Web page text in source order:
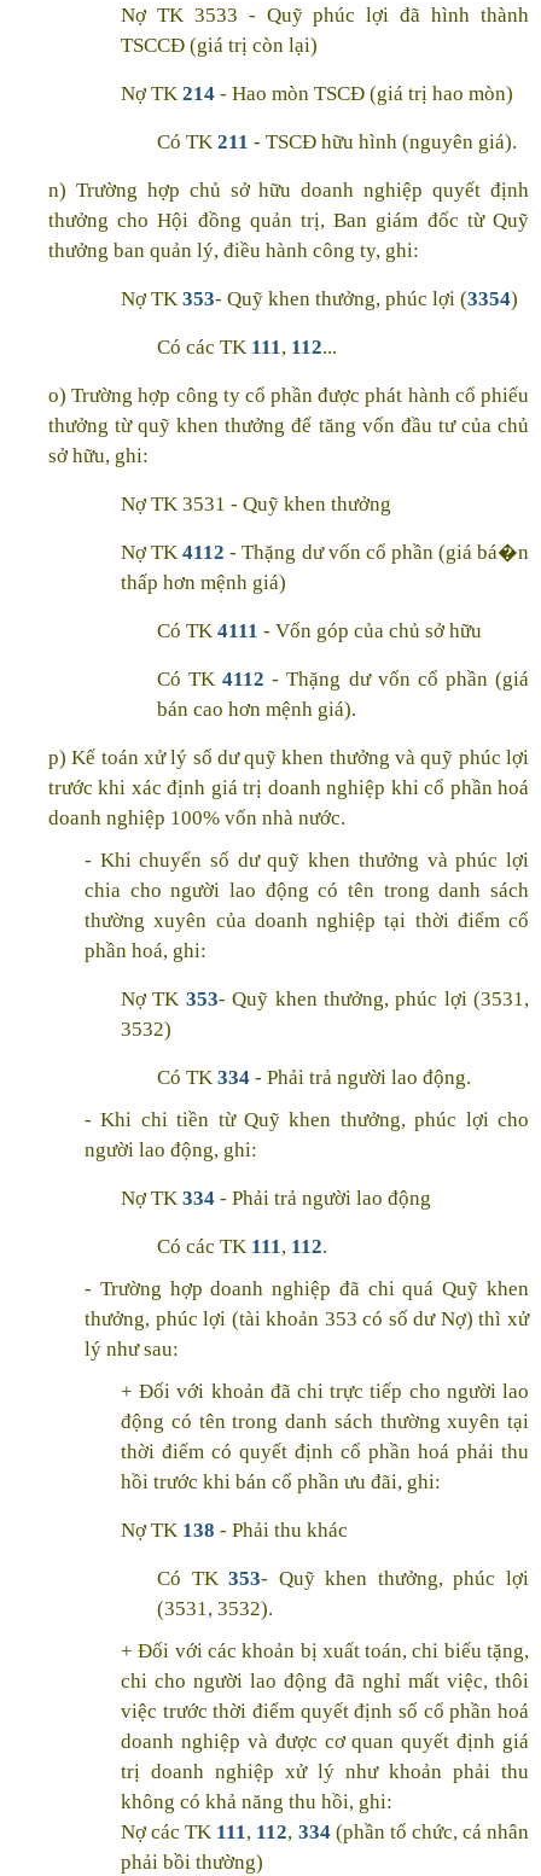
Nợ TK 3533 - Quỹ phúc lợi đã hình thành
TSCCĐ (giá trị còn lại)
Nợ TK 214 - Hao mòn TSCĐ (giá trị hao mòn)
Có TK 211 - TSCĐ hữu hình (nguyên giá).
n) Trường hợp chủ sở hữu doanh nghiệp quyết định
thưởng cho Hội đồng quản trị, Ban giám đốc từ Quỹ
thưởng ban quản lý, điều hành công ty, ghi:
Nợ TK 353- Quỹ khen thưởng, phúc lợi (3354)
Có các TK 111, 112...
o) Trường hợp công ty cổ phần được phát hành cổ phiếu
thưởng từ quỹ khen thưởng để tăng vốn đầu tư của chủ
sở hữu, ghi:
Nợ TK 3531 - Quỹ khen thưởng
Nợ TK4112 - Thặng dư vốn cổ phần (giá bá�n
thấp hơn mệnh giá)
Có TK 4111 - Vốn góp của chủ sở hữu
Có TK4112 - Thặng dư vốn cổ phần (giá
bán cao hơn mệnh giá).
p) Kế toán xử lý số dư quỹ khen thưởng và quỹ phúc lợi
trước khi xác định giá trị doanh nghiệp khi cổ phần hoá
doanh nghiệp 100% vốn nhà nước.
- Khi chuyển số dư quỹ khen thưởng và phúc lợi
chia cho người lao động có tên trong danh sách
thường xuyên của doanh nghiệp tại thời điểm cổ
phần hoá, ghi:
Nợ TK 353- Quỹ khen thưởng, phúc lợi (3531,
3532)
Có TK 334 - Phải trả người lao động.
- Khi chi tiền từ Quỹ khen thưởng, phúc lợi cho
người lao động, ghi:
Nợ TK 334 - Phải trả người lao động
Có các TK 111, 112.
- Trường hợp doanh nghiệp đã chi quá Quỹ khen
thưởng, phúc lợi (tài khoản 353 có số dư Nợ) thì xử
lý như sau:
+ Đối với khoản đã chi trực tiếp cho người lao
động có tên trong danh sách thường xuyên tại
thời điểm có quyết định cổ phần hoá phải thu
hồi trước khi bán cổ phần ưu đãi, ghi:
Nợ TK 138 - Phải thu khác
Có TK353- Quỹ khen thưởng, phúc lợi
(3531, 3532).
+ Đối với các khoản bị xuất toán, chi biếu tặng,
chi cho người lao động đã nghỉ mất việc, thôi
việc trước thời điểm quyết định số cổ phần hoá
doanh nghiệp và được cơ quan quyết định giá
trị doanh nghiệp xử lý như khoản phải thu
không có khả năng thu hồi, ghi:
Nợ các TK 111, 112, 334(phần tổ chức, cá nhân
phải bồi thường)